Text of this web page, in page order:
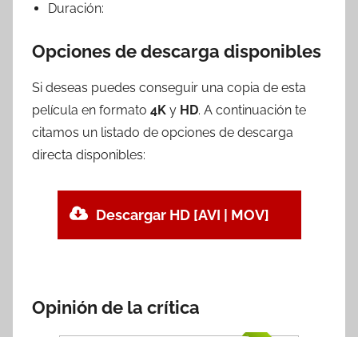
Duración:
Opciones de descarga disponibles
Si deseas puedes conseguir una copia de esta
película en formato 4K y HD. A continuación te
citamos un listado de opciones de descarga
directa disponibles:
Descargar HD [AVI | MOV]
Opinión de la crítica